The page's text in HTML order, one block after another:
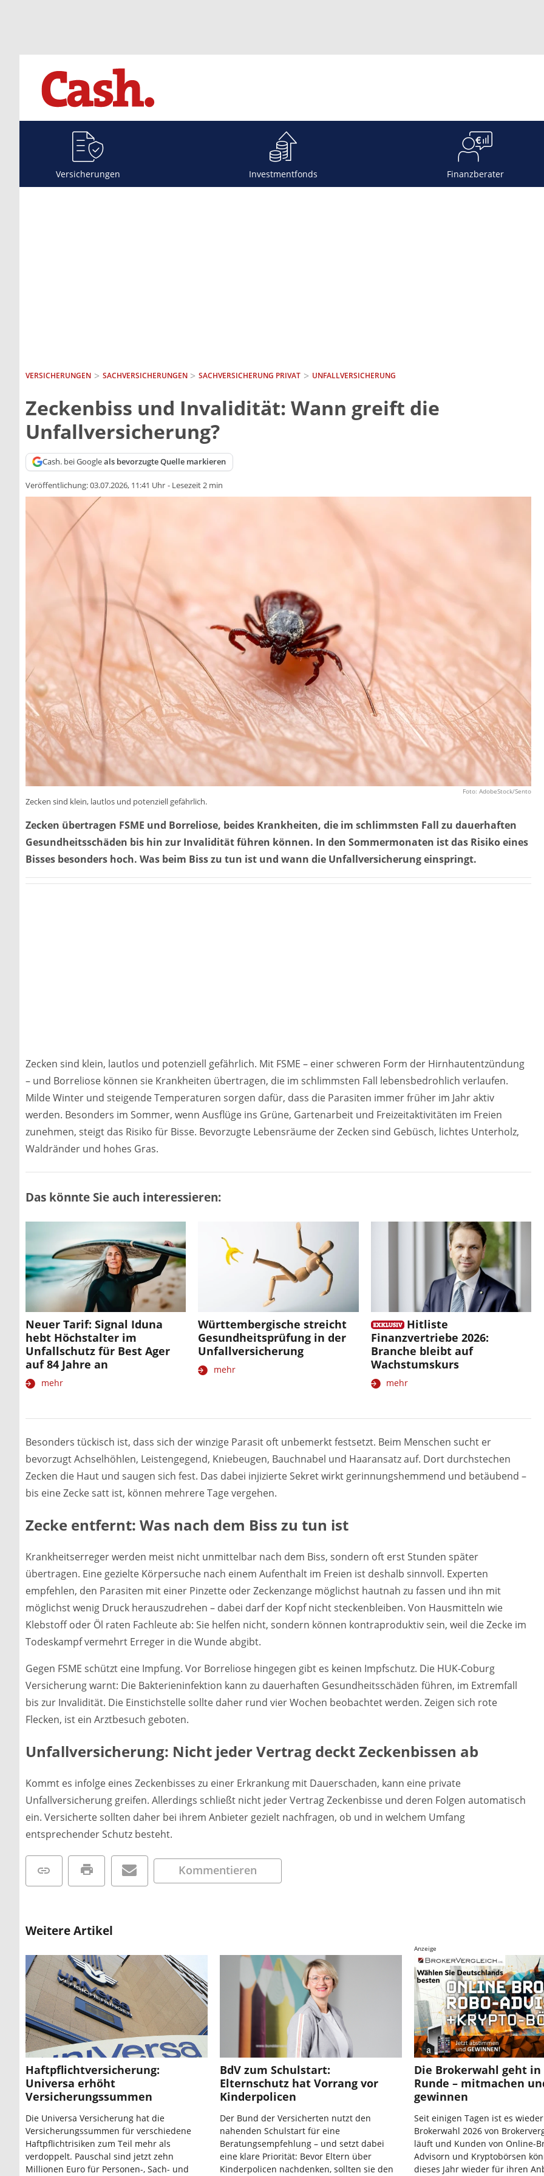
Versicherungen Investmentfonds Finanzberater
VERSICHERUNGEN SACH­VERSICHERUNGEN SACHVERSICHERUNG PRIVAT UNFALLVERSICHERUNG
Zeckenbiss und Invalidität: Wann greift die
Unfallversicherung?
Cash. bei Googleals bevorzugte Quelle markieren
Veröffentlichung:03.07.2026, 11:41 Uhr - Lesezeit 2 min
Foto: AdobeStock/Sento
Zecken sind klein, lautlos und potenziell gefährlich.
Zecken übertragen FSME und Borreliose, beides Krankheiten, die im schlimmsten Fall zu dauerhaften
Gesundheitsschäden bis hin zur Invalidität führen können. In den Sommermonaten ist das Risiko eines
Bisses besonders hoch. Was beim Biss zu tun ist und wann die Unfallversicherung einspringt.
Zecken sind klein, lautlos und potenziell gefährlich. Mit FSME – einer schweren Form der Hirnhautentzündung
– und Borreliose können sie Krankheiten übertragen, die im schlimmsten Fall lebensbedrohlich verlaufen.
Milde Winter und steigende Temperaturen sorgen dafür, dass die Parasiten immer früher im Jahr aktiv
werden. Besonders im Sommer, wenn Ausflüge ins Grüne, Gartenarbeit und Freizeitaktivitäten im Freien
zunehmen, steigt das Risiko für Bisse. Bevorzugte Lebensräume der Zecken sind Gebüsch, lichtes Unterholz,
Waldränder und hohes Gras.
Das könnte Sie auch interessieren:
Neuer Tarif: Signal Iduna
hebt Höchstalter im
Unfallschutz für Best Ager
auf 84 Jahre an
mehr
Württembergische streicht
Gesundheitsprüfung in der
Unfallversicherung
mehr
Hitliste
Finanzvertriebe 2026:
Branche bleibt auf
Wachstumskurs
mehr
Besonders tückisch ist, dass sich der winzige Parasit oft unbemerkt festsetzt. Beim Menschen sucht er
bevorzugt Achselhöhlen, Leistengegend, Kniebeugen, Bauchnabel und Haaransatz auf. Dort durchstechen
Zecken die Haut und saugen sich fest. Das dabei injizierte Sekret wirkt gerinnungshemmend und betäubend –
bis eine Zecke satt ist, können mehrere Tage vergehen.
Zecke entfernt: Was nach dem Biss zu tun ist
Krankheitserreger werden meist nicht unmittelbar nach dem Biss, sondern oft erst Stunden später
übertragen. Eine gezielte Körpersuche nach einem Aufenthalt im Freien ist deshalb sinnvoll. Experten
empfehlen, den Parasiten mit einer Pinzette oder Zeckenzange möglichst hautnah zu fassen und ihn mit
möglichst wenig Druck herauszudrehen – dabei darf der Kopf nicht steckenbleiben. Von Hausmitteln wie
Klebstoff oder Öl raten Fachleute ab: Sie helfen nicht, sondern können kontraproduktiv sein, weil die Zecke im
Todeskampf vermehrt Erreger in die Wunde abgibt.
Gegen FSME schützt eine Impfung. Vor Borreliose hingegen gibt es keinen Impfschutz. Die HUK-Coburg
Versicherung warnt: Die Bakterieninfektion kann zu dauerhaften Gesundheitsschäden führen, im Extremfall
bis zur Invalidität. Die Einstichstelle sollte daher rund vier Wochen beobachtet werden. Zeigen sich rote
Flecken, ist ein Arztbesuch geboten.
Unfallversicherung: Nicht jeder Vertrag deckt Zeckenbissen ab
Kommt es infolge eines Zeckenbisses zu einer Erkrankung mit Dauerschaden, kann eine private
Unfallversicherung greifen. Allerdings schließt nicht jeder Vertrag Zeckenbisse und deren Folgen automatisch
ein. Versicherte sollten daher bei ihrem Anbieter gezielt nachfragen, ob und in welchem Umfang
entsprechender Schutz besteht.
Kommentieren
Weitere Artikel
Haftpflichtversicherung:
Universa erhöht
Versicherungssummen
Die Universa Versicherung hat die
Versicherungssummen für verschiedene
Haftpflichtrisiken zum Teil mehr als
verdoppelt. Pauschal sind jetzt zehn
Millionen Euro für Personen-, Sach- und
BdV zum Schulstart:
Elternschutz hat Vorrang vor
Kinderpolicen
Der Bund der Versicherten nutzt den
nahenden Schulstart für eine
Beratungsempfehlung – und setzt dabei
eine klare Priorität: Bevor Eltern über
Kinderpolicen nachdenken, sollten sie den
Anzeige
Die Brokerwahl geht in
Runde – mitmachen
gewinnen
Seit einigen Tagen ist es
Brokerwahl 2026 von
läuft und Kunden von Online-
Advisorn und Kryptobörsen
dieses Jahr wieder für ihren